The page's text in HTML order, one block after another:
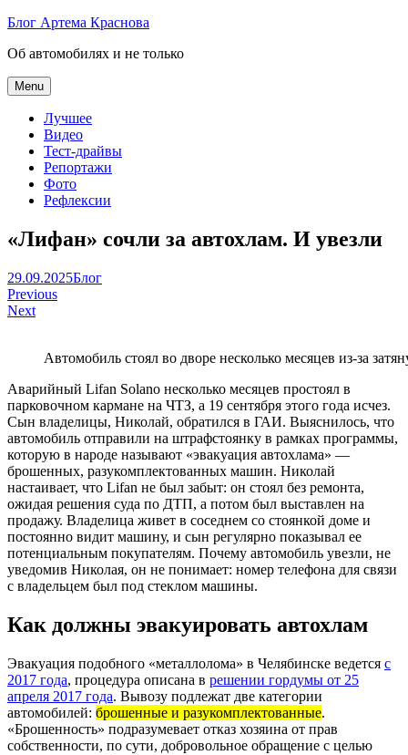
Skip
content
Блог Артема Краснова
Об автомобилях и не только
Menu
Лучшее
Видео
Тест-драйвы
Репортажи
Фото
Рефлексии
«Лифан» сочли за автохлам. И увезли
Артем
Краснов
29.09.2025Блог
Навигация
по
Previous
Next
Автомобиль стоял во дворе несколько месяцев из-за
Аварийный Lifan Solano несколько месяцев простоял в
парковочном кармане на ЧТЗ, а 19 сентября этого года исчез.
Сын владелицы, Николай, обратился в ГАИ. Выяснилось, что
автомобиль отправили на штрафстоянку в рамках программы,
которую в народе называют «эвакуация автохлама» —
брошенных, разукомплектованных машин. Николай
настаивает, что Lifan не был забыт: он стоял без ремонта,
ожидая решения суда по ДТП, а потом был выставлен на
продажу. Владелица живет в соседнем со стоянкой доме и
постоянно видит машину, и сын регулярно показывал ее
потенциальным покупателям. Почему автомобиль увезли, не
уведомив Николая, он не понимает: номер телефона для связи
с владельцем был под стеклом машины.
Как должны эвакуировать автохлам
Эвакуация подобного «металлолома» в Челябинске ведется с
2017 года, процедура описана в решении гордумы от 25
апреля 2017 года. Вывозу подлежат две категории
автомобилей: брошенные и разукомплектованные.
«Брошенность» подразумевает отказ хозяина от прав
собственности, по сути, добровольное обращение с целью